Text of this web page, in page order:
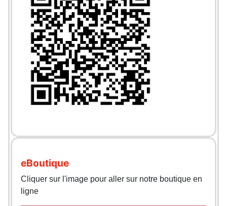
eBoutique
Cliquer sur l'image pour aller sur notre boutique en
ligne